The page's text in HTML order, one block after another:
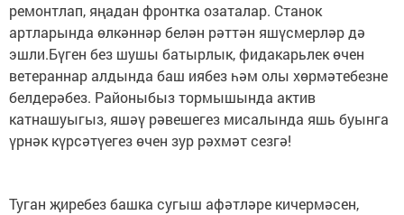
ремонтлап, яңадан фронтка озаталар. Станок
артларында өлкәннәр белән рәттән яшүсмерләр дә
эшли.Бүген без шушы батырлык, фидакарьлек өчен
ветераннар алдында баш иябез һәм олы хөрмәтебезне
белдерәбез. Районыбыз тормышында актив
катнашуыгыз, яшәү рәвешегез мисалында яшь буынга
үрнәк күрсәтүегез өчен зур рәхмәт сезгә!
Туган җиребез башка сугыш афәтләре кичермәсен,